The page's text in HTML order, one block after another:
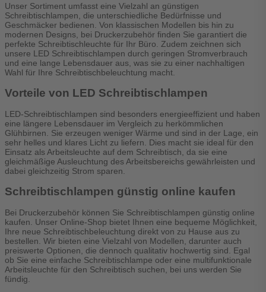
Unser Sortiment umfasst eine Vielzahl an günstigen
Schreibtischlampen, die unterschiedliche Bedürfnisse und
Geschmäcker bedienen. Von klassischen Modellen bis hin zu
modernen Designs, bei Druckerzubehör finden Sie garantiert die
perfekte Schreibtischleuchte für Ihr Büro. Zudem zeichnen sich
unsere LED Schreibtischlampen durch geringen Stromverbrauch
und eine lange Lebensdauer aus, was sie zu einer nachhaltigen
Wahl für Ihre Schreibtischbeleuchtung macht.
Vorteile von LED Schreibtischlampen
LED-Schreibtischlampen sind besonders energieeffizient und haben
eine längere Lebensdauer im Vergleich zu herkömmlichen
Glühbirnen. Sie erzeugen weniger Wärme und sind in der Lage, ein
sehr helles und klares Licht zu liefern. Dies macht sie ideal für den
Einsatz als Arbeitsleuchte auf dem Schreibtisch, da sie eine
gleichmäßige Ausleuchtung des Arbeitsbereichs gewährleisten und
dabei gleichzeitig Strom sparen.
Schreibtischlampen günstig online kaufen
Bei Druckerzubehör können Sie Schreibtischlampen günstig online
kaufen. Unser Online-Shop bietet Ihnen eine bequeme Möglichkeit,
Ihre neue Schreibtischbeleuchtung direkt von zu Hause aus zu
bestellen. Wir bieten eine Vielzahl von Modellen, darunter auch
preiswerte Optionen, die dennoch qualitativ hochwertig sind. Egal
ob Sie eine einfache Schreibtischlampe oder eine multifunktionale
Arbeitsleuchte für den Schreibtisch suchen, bei uns werden Sie
fündig.